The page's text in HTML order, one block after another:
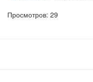
Просмотров: 29